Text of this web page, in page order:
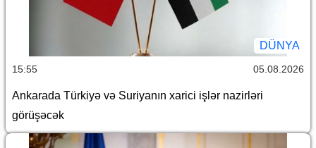
DÜNYA
15:55 05.08.2026
Ankarada Türkiyə və Suriyanın xarici işlər nazirləri
görüşəcək